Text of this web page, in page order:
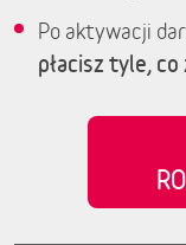
Po aktywacji
płacisz tyle,